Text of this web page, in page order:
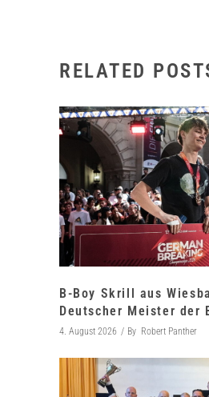
RELATED
B-Boy Skrill aus
Deutscher Meister der
4. August 2026 By Robert Panther